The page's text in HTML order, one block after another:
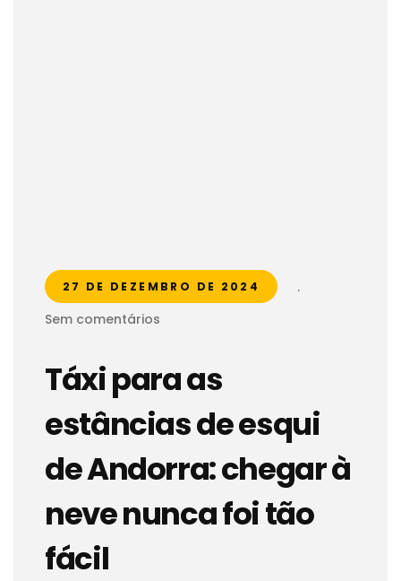
27 DE DEZEMBRO DE 2024
.
Sem comentários
Táxi para as
estâncias de esqui
de Andorra: chegar à
neve nunca foi tão
fácil